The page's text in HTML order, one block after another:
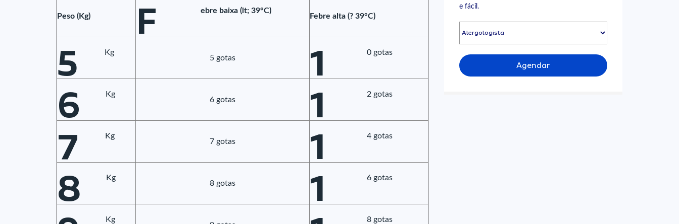
Peso (Kg) F ebre baixa (lt; 39°C)
Febre alta (? 39°C)
5 Kg
5 gotas 1 0 gotas
6 Kg
6 gotas 1 2 gotas
7 Kg
7 gotas 1 4 gotas
8 Kg
8 gotas 1 6 gotas
Kg 8 gotas
e fácil.
Agendar